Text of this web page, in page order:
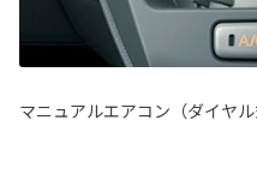
マニュアルエアコン（ダイヤル